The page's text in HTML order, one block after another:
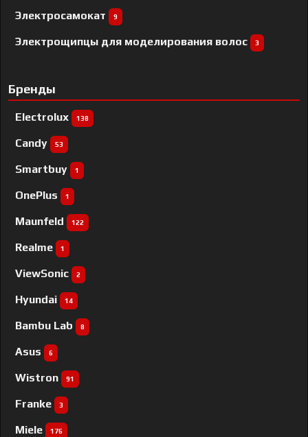
Электросамокат 9
Электрощипцы для моделирования волос 3
Бренды
Electrolux 138
Candy 53
Smartbuy 1
OnePlus 1
Maunfeld 122
Realme 1
ViewSonic 2
Hyundai 14
Bambu Lab 8
Asus 6
Wistron 91
Franke 3
Miele 176